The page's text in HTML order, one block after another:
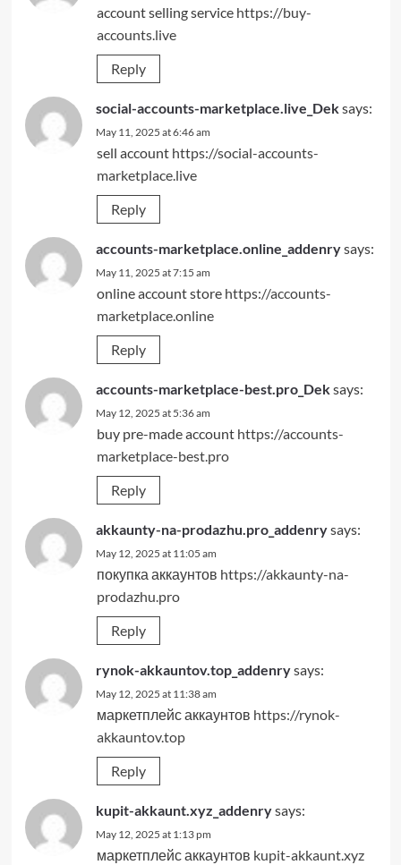
account selling service https://buy-
accounts.live
Reply
social-accounts-marketplace.live_Deksays:
May 11, 2025 at 6:46 am
sell account https://social-accounts-
marketplace.live
Reply
accounts-marketplace.online_addenrysays:
May 11, 2025 at 7:15 am
online account store https://accounts-
marketplace.online
Reply
accounts-marketplace-best.pro_Deksays:
May 12, 2025 at 5:36 am
buy pre-made account https://accounts-
marketplace-best.pro
Reply
akkaunty-na-prodazhu.pro_addenrysays:
May 12, 2025 at 11:05 am
покупка аккаунтов https://akkaunty-na-
prodazhu.pro
Reply
rynok-akkauntov.top_addenrysays:
May 12, 2025 at 11:38 am
маркетплейс аккаунтов https://rynok-
akkauntov.top
Reply
kupit-akkaunt.xyz_addenrysays:
May 12, 2025 at 1:13 pm
маркетплейс аккаунтов kupit-akkaunt.xyz